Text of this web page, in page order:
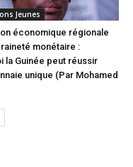
Jeunes
économique régionale
monétaire :
la Guinée peut réussir
unique (Par Mohamed